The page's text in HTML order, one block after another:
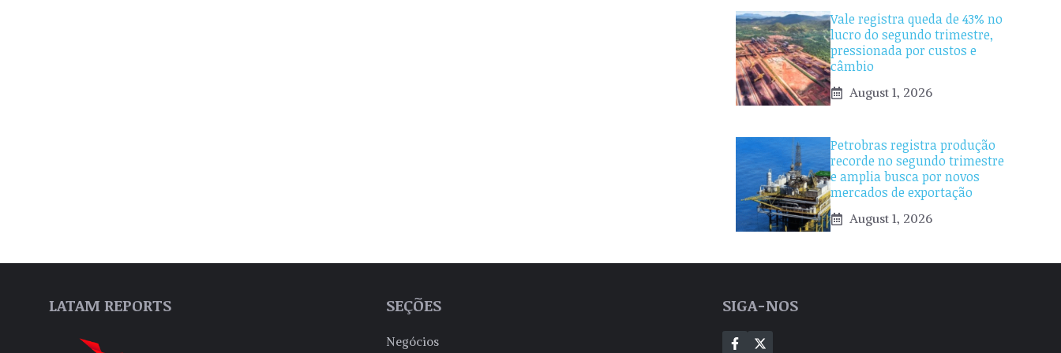
Vale registra queda de 43% no
lucro do segundo trimestre,
pressionada por custos e
câmbio
August 1, 2026
Petrobras registra produção
recorde no segundo trimestre
e amplia busca por novos
mercados de exportação
August 1, 2026
LATAM REPORTS SEÇÕES
Negócios
SIGA-NOS